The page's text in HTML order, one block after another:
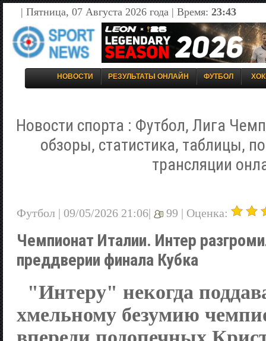
| Пятница, 07 Августа 2026 года | Время: 23:43
НОВОСТИ РЕЗУЛЬТАТЫ ОНЛАЙН ФУТБОЛ
Новости спорта : Футбол, Лига
обзоры, статистика, таблицы,
трансляции
Футбол | 09/05/2026 21:06| 99 | Оценка:
Чемпионат Италии. Интер
преддверии финала Кубка
"Интеру" некогда
хмельному безумию